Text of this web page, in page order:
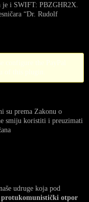
je i SWIFT: PBZGHR2X.
“Dr. Rudolf
su prema Zakonu o
smiju koristiti i preuzimati
udruge koja pod
otpor